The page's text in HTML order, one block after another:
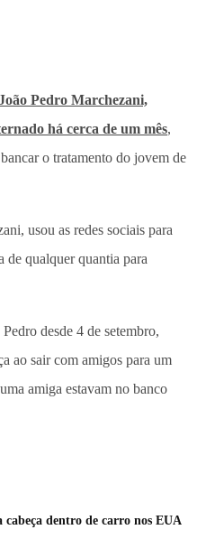
Pedro Marchezani,
há cerca de um mês,
o tratamento do jovem de
usou as redes sociais para
qualquer quantia para
desde 4 de setembro,
ao sair com amigos para um
amiga estavam no banco
dentro de carro nos EUA